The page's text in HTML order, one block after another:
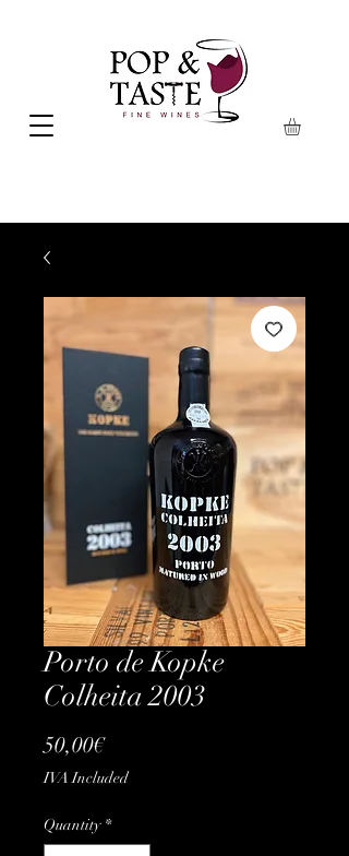
Porto de Kopke
Colheita 2003
50,00€Price
IVA Included
Quantity *